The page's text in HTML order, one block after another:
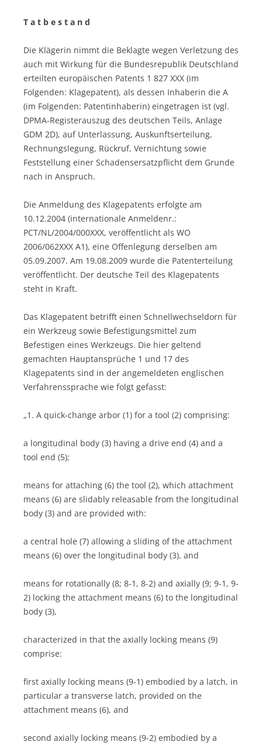
T a t b e s t a n d
Die Klägerin nimmt die Beklagte wegen Verletzung des
auch mit Wirkung für die Bundesrepublik Deutschland
erteilten europäischen Patents 1 827 XXX (im
Folgenden: Klagepatent), als dessen Inhaberin die A
(im Folgenden: Patentinhaberin) eingetragen ist (vgl.
DPMA-Registerauszug des deutschen Teils, Anlage
GDM 2D), auf Unterlassung, Auskunftserteilung,
Rechnungslegung, Rückruf, Vernichtung sowie
Feststellung einer Schadensersatzpflicht dem Grunde
nach in Anspruch.
Die Anmeldung des Klagepatents erfolgte am
10.12.2004 (internationale Anmeldenr.:
PCT/NL/2004/000XXX, veröffentlicht als WO
2006/062XXX A1), eine Offenlegung derselben am
05.09.2007. Am 19.08.2009 wurde die Patenterteilung
veröffentlicht. Der deutsche Teil des Klagepatents
steht in Kraft.
Das Klagepatent betrifft einen Schnellwechseldorn für
ein Werkzeug sowie Befestigungsmittel zum
Befestigen eines Werkzeugs. Die hier geltend
gemachten Hauptansprüche 1 und 17 des
Klagepatents sind in der angemeldeten englischen
Verfahrenssprache wie folgt gefasst:
„1. A quick-change arbor (1) for a tool (2) comprising:
a longitudinal body (3) having a drive end (4) and a
tool end (5);
means for attaching (6) the tool (2), which attachment
means (6) are slidably releasable from the longitudinal
body (3) and are provided with:
a central hole (7) allowing a sliding of the attachment
means (6) over the longitudinal body (3), and
means for rotationally (8; 8-1, 8-2) and axially (9; 9-1, 9-
2) locking the attachment means (6) to the longitudinal
body (3),
characterized in that the axially locking means (9)
comprise:
first axially locking means (9-1) embodied by a latch, in
particular a transverse latch, provided on the
attachment means (6), and
second axially locking means (9-2) embodied by a